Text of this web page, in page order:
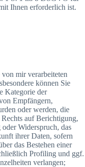
Ihnen erforderlich ist.
mir verarbeiteten
können Sie
Kategorie der
Empfängern,
oder werden, die
Rechts auf Berichtigung,
Widerspruch, das
ihrer Daten, sofern
das Bestehen einer
Profiling und ggf.
verlangen;